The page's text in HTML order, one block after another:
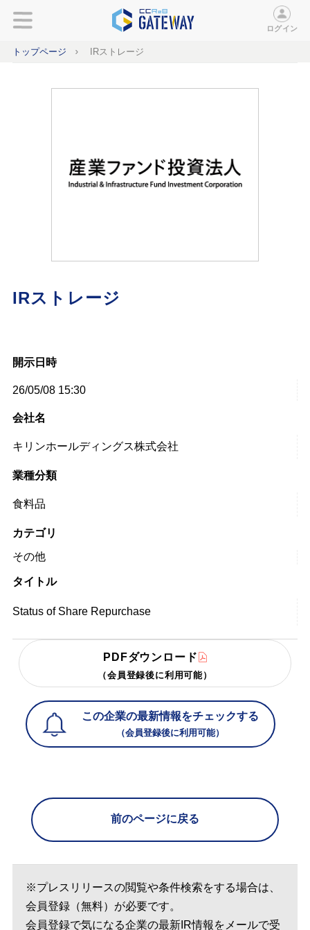
ログイン
トップページ IRストレージ
IRストレージ
開示日時
26/05/08 15:30
会社名
キリンホールディングス株式会社
業種分類
食料品
カテゴリ
その他
タイトル
Status of Share Repurchase
PDFダウンロード
（会員登録後に利用可能）
この企業の最新情報をチェックする
（会員登録後に利用可能）
前のページに戻る
※プレスリリースの閲覧や条件検索をする場合は、
会員登録（無料）が必要です。
会員登録で気になる企業の最新IR情報をメールで受